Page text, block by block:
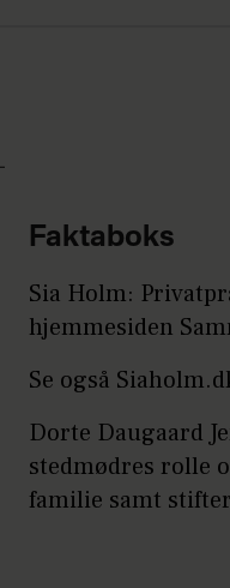
Faktaboks
Sia Holm:
hjemmesiden
Se også
Dorte Daugaard
stedmødres rolle
familie samt